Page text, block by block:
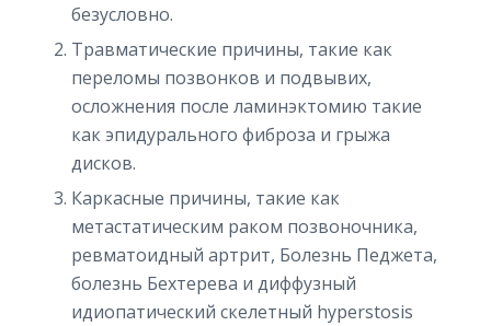
безусловно.
Травматические причины, такие как
переломы позвонков и подвывих,
осложнения после ламинэктомию такие
как эпидурального фиброза и грыжа
дисков.
Каркасные причины, такие как
метастатическим раком позвоночника,
ревматоидный артрит, Болезнь Педжета,
болезнь Бехтерева и диффузный
идиопатический скелетный hyperstosis